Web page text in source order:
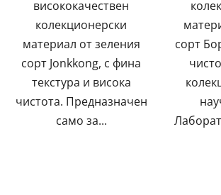
висококачествен
колекционерски
материал от зеления
сорт Jonkkong, с фина
текстура и висока
чистота. Предназначен
само за...
сорт